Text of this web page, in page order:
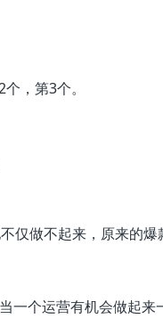
，第3个。
仅做不起来，原来的爆
一个运营有机会做起